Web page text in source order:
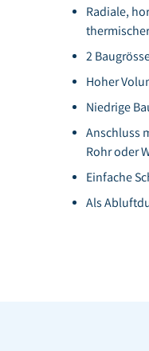
Radiale,
2
Hoher
Niedrige
Anschluss
Rohr oder
Einfache
Als